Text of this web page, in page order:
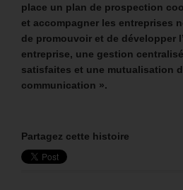
place un plan de prospection
et accompagner les entreprises
de promouvoir et de développer
entreprise, une gestion
satisfaites et une mutualisation
communication ».
Partagez cette histoire